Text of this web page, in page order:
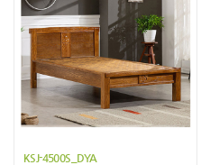
KSJ-4500S_DYA